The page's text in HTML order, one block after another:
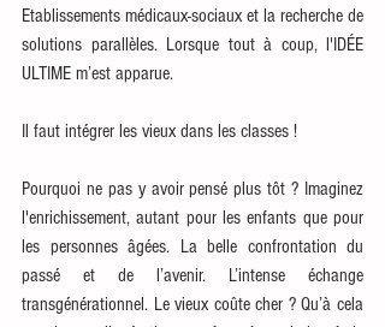
Etablissements médicaux-sociaux et la recherche de
solutions parallèles. Lorsque tout à coup, l'IDÉE
ULTIME m’est apparue.
Il faut intégrer les vieux dans les classes !
Pourquoi ne pas y avoir pensé plus tôt ? Imaginez
l'enrichissement, autant pour les enfants que pour
les personnes âgées. La belle confrontation du
passé et de l’avenir. L’intense échange
transgénérationnel. Le vieux coûte cher ? Qu’à cela